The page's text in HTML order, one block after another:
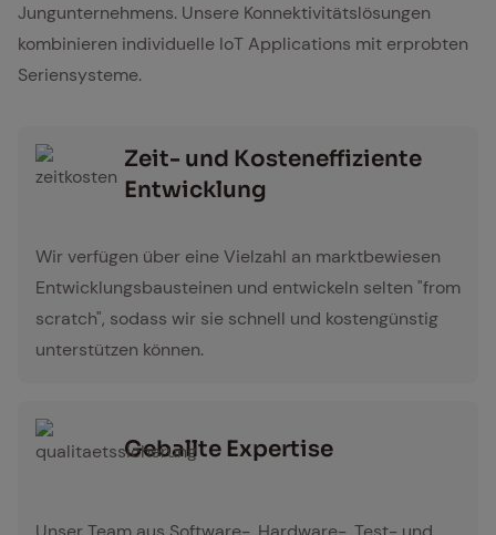
Jungunternehmens. Unsere Konnektivitätslösungen
kombinieren individuelle IoT Applications mit erprobten
Seriensysteme.
Zeit- und Kos­ten­ef­fi­zi­en­te
Ent­wick­lung
Wir verfügen über eine Vielzahl an marktbewiesen
Entwicklungsbausteinen und entwickeln selten "from
scratch", sodass wir sie schnell und kostengünstig
unterstützen können.
Ge­ball­te Ex­per­ti­se